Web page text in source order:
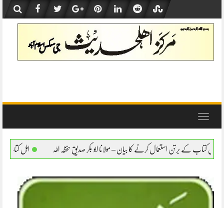
content
Toggle
کا بیان – مولانا ابو بکر صدیق حفظہ اللہ اہل کتاب کے برتن استعمال کرنے کا بیان –